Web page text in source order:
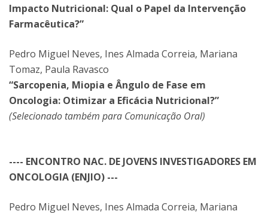
Impacto Nutricional: Qual o Papel da Intervenção
Farmacêutica?”
Pedro Miguel Neves, Ines Almada Correia, Mariana
Tomaz, Paula Ravasco
“Sarcopenia, Miopia e Ângulo de Fase em
Oncologia: Otimizar a Eficácia Nutricional?”
(Selecionado também para Comunicação Oral)
---- ENCONTRO NAC. DE JOVENS INVESTIGADORES EM
ONCOLOGIA (ENJIO) ---
Pedro Miguel Neves, Ines Almada Correia, Mariana